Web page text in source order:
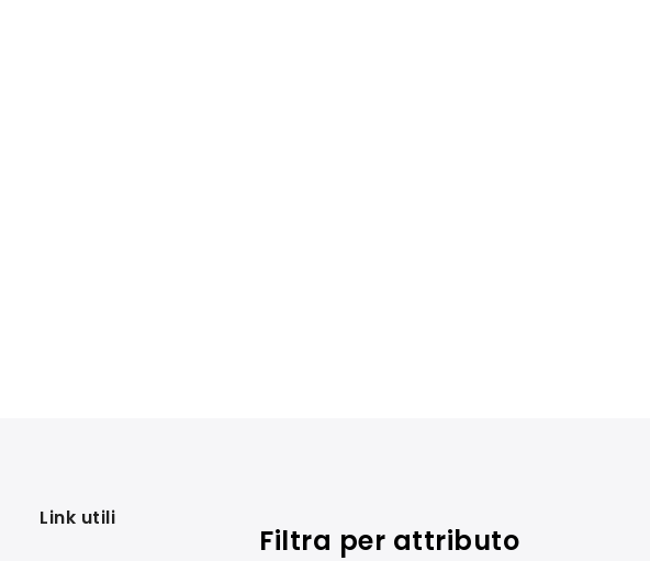
Link utili
Filtra per attributo